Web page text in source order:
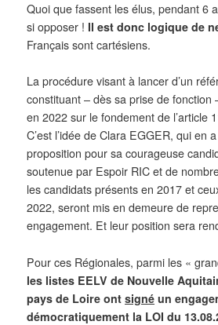
Quoi que fassent les élus, pendant 6
si opposer ! Il est donc logique de
Français sont cartésiens.
La procédure visant à lancer d’un
constituant – dès sa prise de fonction
en 2022 sur le fondement de l’article
C’est l’idée de Clara EGGER, qui en
proposition pour sa courageuse
soutenue par Espoir RIC et de
les candidats présents en 2017 et
2022, seront mis en demeure de
engagement. Et leur position sera
Pour ces Régionales, parmi les «
les listes EELV de Nouvelle
pays de Loire ontsigné un
démocratiquement la LOI du